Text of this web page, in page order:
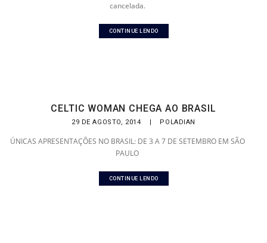
cancelada.
CONTINUE LENDO
CELTIC WOMAN CHEGA AO BRASIL
29 DE AGOSTO, 2014 | POLADIAN
ÚNICAS APRESENTAÇÕES NO BRASIL: DE 3 A 7 DE SETEMBRO EM SÃO
PAULO
CONTINUE LENDO